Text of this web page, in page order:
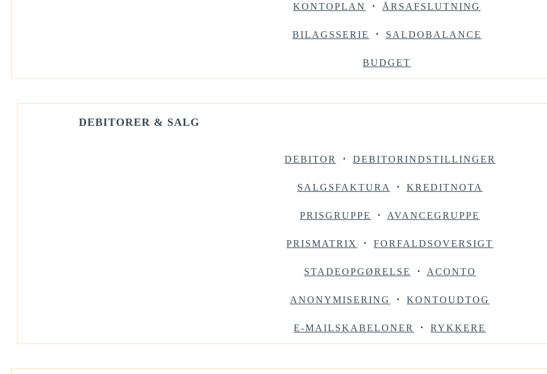
KONTOPLAN ⋅ ÅRSAFSLUTNING
BILAGSSERIE ⋅ SALDOBALANCE
BUDGET
DEBITORER & SALG
DEBITOR ⋅ DEBITORINDSTILLINGER
SALGSFAKTURA ⋅ KREDITNOTA
PRISGRUPPE ⋅ AVANCEGRUPPE
PRISMATRIX ⋅ FORFALDSOVERSIGT
STADEOPGØRELSE ⋅ ACONTO
ANONYMISERING ⋅ KONTOUDTOG
E-MAILSKABELONER ⋅ RYKKERE